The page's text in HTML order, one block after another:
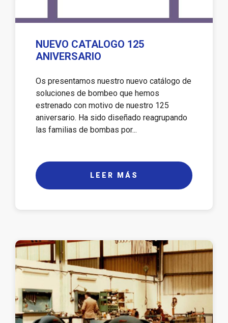
NUEVO CATALOGO 125
ANIVERSARIO
Os presentamos nuestro nuevo catálogo de
soluciones de bombeo que hemos
estrenado con motivo de nuestro 125
aniversario. Ha sido diseñado reagrupando
las familias de bombas por...
LEER MÁS